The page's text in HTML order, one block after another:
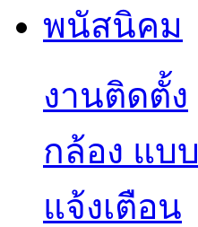
งานติดตั้ง
กล้อง แบบ
แจ้งเตือน